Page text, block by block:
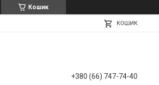
Кошик
КОШИК
+380 (66) 747-74-40